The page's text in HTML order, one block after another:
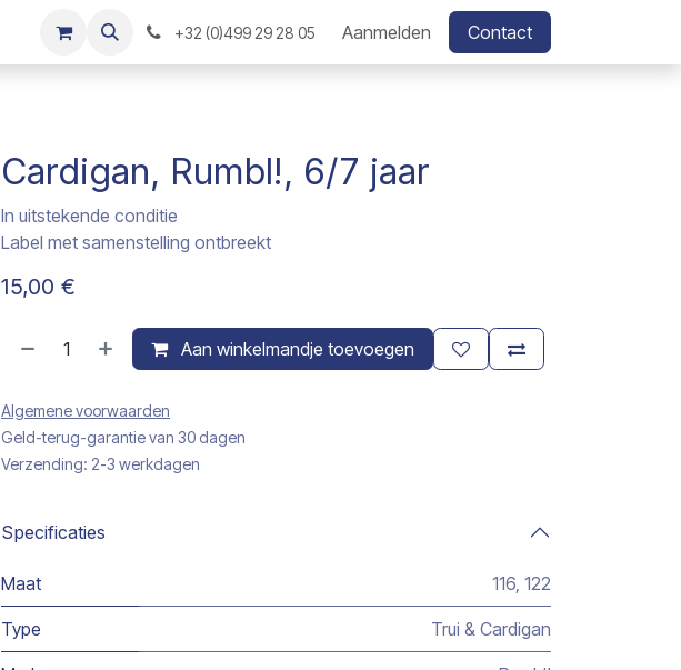
+32 (0)499 29 28 05 Aanmelden Contact
Cardigan, Rumbl!, 6/7 jaar
In uitstekende conditie
Label met samenstelling ontbreekt
15,00 €
Aan winkelmandje toevoegen
Algemene voorwaarden
Geld-terug-garantie van 30 dagen
Verzending: 2-3 werkdagen
Specificaties
Maat 116, 122
Type Trui & Cardigan